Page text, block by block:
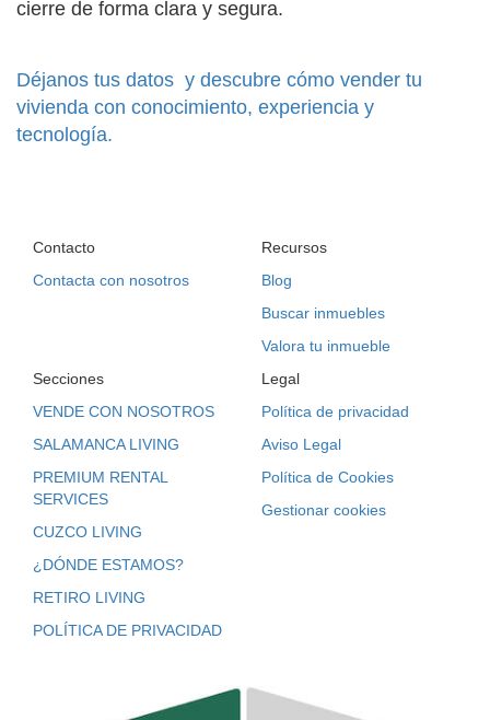
cierre de forma clara y segura.
Déjanos tus datos y descubre cómo vender tu
vivienda con conocimiento, experiencia y
tecnología.
Contacto
Contacta con nosotros
Recursos
Blog
Buscar inmuebles
Valora tu inmueble
Secciones
VENDE CON NOSOTROS
SALAMANCA LIVING
PREMIUM RENTAL
SERVICES
CUZCO LIVING
¿DÓNDE ESTAMOS?
RETIRO LIVING
POLÍTICA DE PRIVACIDAD
Legal
Política de privacidad
Aviso Legal
Política de Cookies
Gestionar cookies